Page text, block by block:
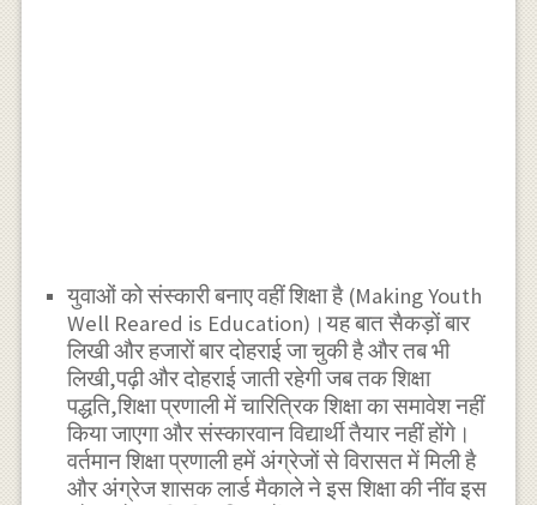
युवाओं को संस्कारी बनाए वहीं शिक्षा है (Making Youth
Well Reared is Education)।यह बात सैकड़ों बार
लिखी और हजारों बार दोहराई जा चुकी है और तब भी
लिखी,पढ़ी और दोहराई जाती रहेगी जब तक शिक्षा
पद्धति,शिक्षा प्रणाली में चारित्रिक शिक्षा का समावेश नहीं
किया जाएगा और संस्कारवान विद्यार्थी तैयार नहीं होंगे।
वर्तमान शिक्षा प्रणाली हमें अंग्रेजों से विरासत में मिली है
और अंग्रेज शासक लार्ड मैकाले ने इस शिक्षा की नींव इस